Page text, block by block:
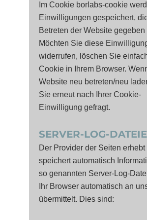
Im Cookie borlabs-cookie
Einwilligungen gespeichert,
Betreten der Website gegeben
Möchten Sie diese
widerrufen, löschen Sie
Cookie in Ihrem Browser.
Website neu betreten/neu
Sie erneut nach Ihrer Cookie-
Einwilligung gefragt.
SERVER-LOG-
Der Provider der Seiten erhebt
speichert automatisch
so genannten Server-Log-
Ihr Browser automatisch an
übermittelt. Dies sind: